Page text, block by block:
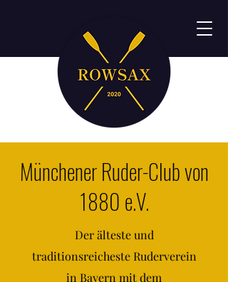
Münchener Ruder-Club von
1880 e.V.
Der älteste und
traditionsreicheste Ruderverein
in Bayern mit dem